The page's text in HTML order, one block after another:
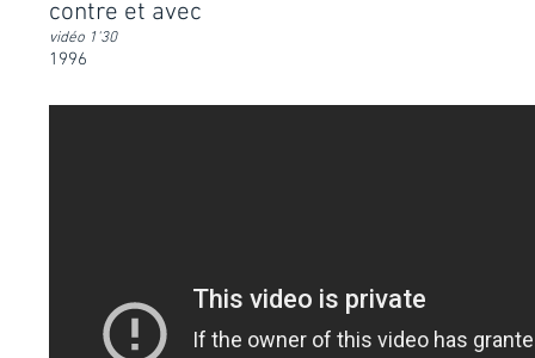
contre et avec
vidéo 1'30
1996